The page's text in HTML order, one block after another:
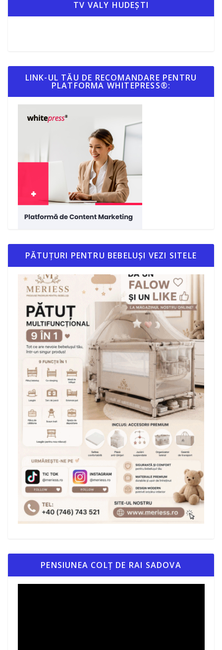
TV VALY HUDEȘTI
LINK-UL TĂU DE RECOMANDARE PENTRU
PLATFORMA WHITEPRESS®:
PĂTUȚURI PENTRU BEBELUȘI VEZI SITELE
PENSIUNEA COLȚ DE RAI SADOVA